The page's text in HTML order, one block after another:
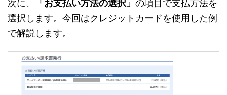
次に、 「お支払い方法の選択」 の項目で支払方法を
選択します。今回はクレジットカードを使用した例
で解説します。